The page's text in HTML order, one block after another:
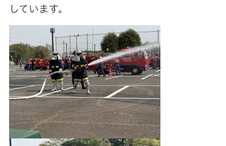
しています。